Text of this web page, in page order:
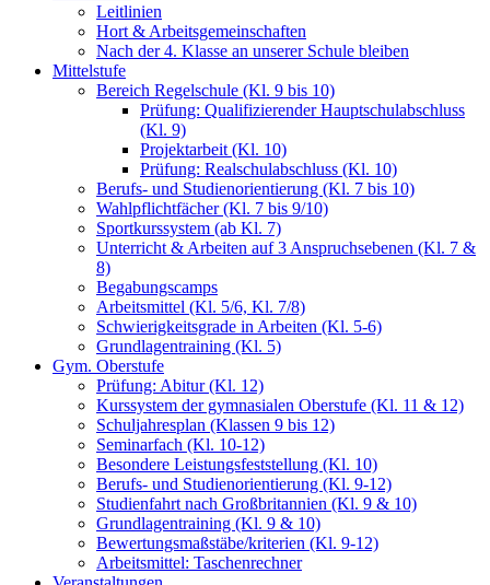
Leitlinien
Hort & Arbeitsgemeinschaften
Nach der 4. Klasse an unserer Schule bleiben
Mittelstufe
Bereich Regelschule (Kl. 9 bis 10)
Prüfung: Qualifizierender Hauptschulabschluss
(Kl. 9)
Projektarbeit (Kl. 10)
Prüfung: Realschulabschluss (Kl. 10)
Berufs- und Studienorientierung (Kl. 7 bis 10)
Wahlpflichtfächer (Kl. 7 bis 9/10)
Sportkurssystem (ab Kl. 7)
Unterricht & Arbeiten auf 3 Anspruchsebenen (Kl. 7 &
8)
Begabungscamps
Arbeitsmittel (Kl. 5/6, Kl. 7/8)
Schwierigkeitsgrade in Arbeiten (Kl. 5-6)
Grundlagentraining (Kl. 5)
Gym. Oberstufe
Prüfung: Abitur (Kl. 12)
Kurssystem der gymnasialen Oberstufe (Kl. 11 & 12)
Schuljahresplan (Klassen 9 bis 12)
Seminarfach (Kl. 10-12)
Besondere Leistungsfeststellung (Kl. 10)
Berufs- und Studienorientierung (Kl. 9-12)
Studienfahrt nach Großbritannien (Kl. 9 & 10)
Grundlagentraining (Kl. 9 & 10)
Bewertungsmaßstäbe/kriterien (Kl. 9-12)
Arbeitsmittel: Taschenrechner